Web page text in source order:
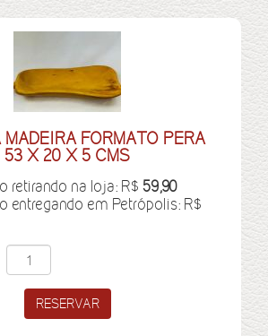
MADEIRA FORMATO PERA
53 X 20 X 5 CMS
retirando na loja: R$ 59,90
entregando em Petrópolis: R$